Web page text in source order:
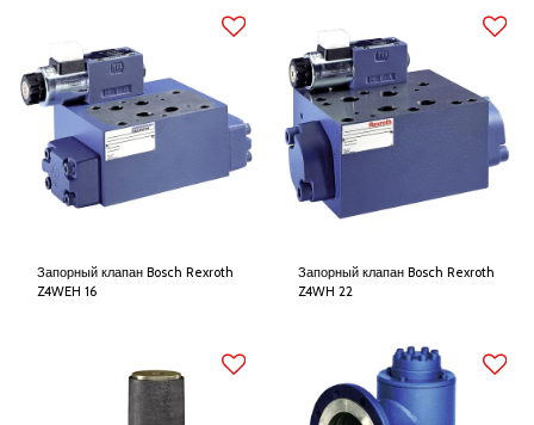
Запорный клапан Bosch Rexroth
Z4WEH 16
Запорный клапан Bosch Rexroth
Z4WH 22